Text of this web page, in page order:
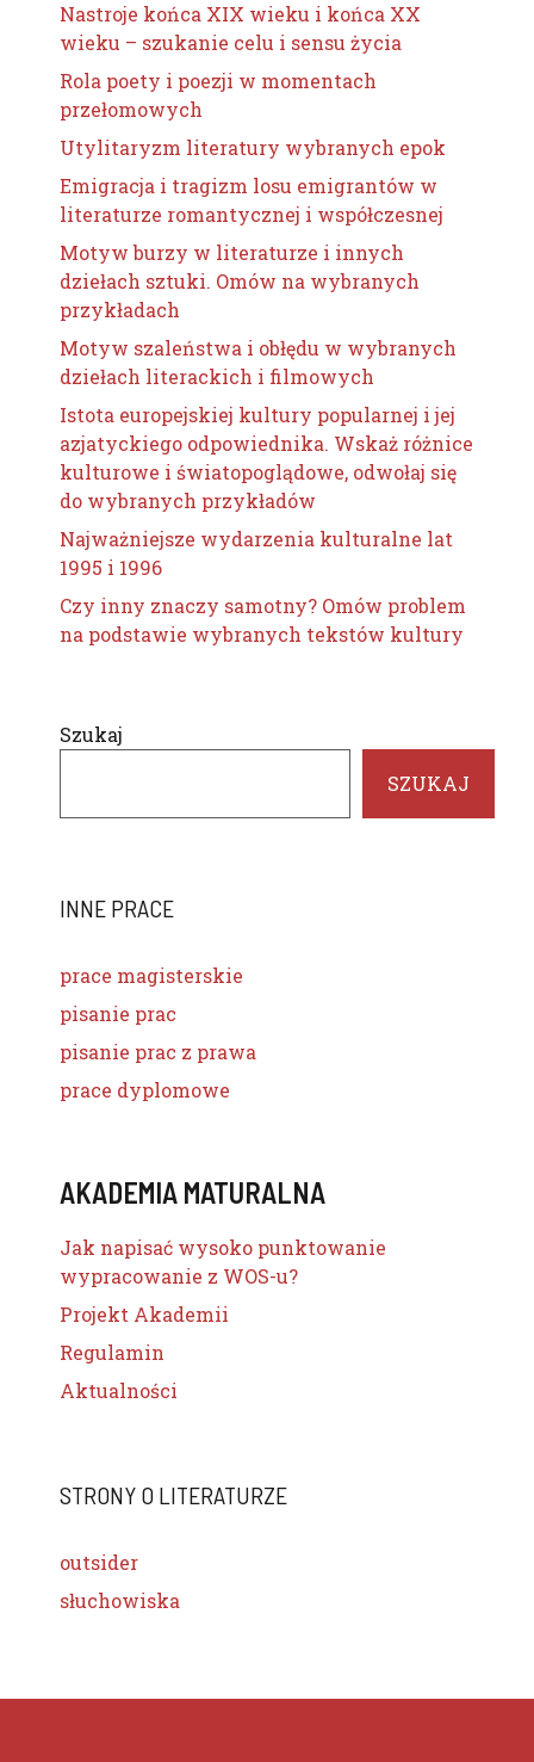
Nastroje końca XIX wieku i końca XX
wieku – szukanie celu i sensu życia
Rola poety i poezji w momentach
przełomowych
Utylitaryzm literatury wybranych epok
Emigracja i tragizm losu emigrantów w
literaturze romantycznej i współczesnej
Motyw burzy w literaturze i innych
dziełach sztuki. Omów na wybranych
przykładach
Motyw szaleństwa i obłędu w wybranych
dziełach literackich i filmowych
Istota europejskiej kultury popularnej i jej
azjatyckiego odpowiednika. Wskaż różnice
kulturowe i światopoglądowe, odwołaj się
do wybranych przykładów
Najważniejsze wydarzenia kulturalne lat
1995 i 1996
Czy inny znaczy samotny? Omów problem
na podstawie wybranych tekstów kultury
Szukaj
SZUKAJ
INNE PRACE
prace magisterskie
pisanie prac
pisanie prac z prawa
prace dyplomowe
AKADEMIA MATURALNA
Jak napisać wysoko punktowanie
wypracowanie z WOS-u?
Projekt Akademii
Regulamin
Aktualności
STRONY O LITERATURZE
outsider
słuchowiska